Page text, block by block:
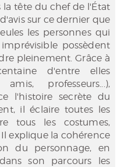
tête du chef de l'État
sur ce dernier que
les personnes qui
possèdent
pleinement. Grâce à
d'entre elles
professeurs...),
l'histoire secrète du
il éclaire toutes les
tous les costumes,
explique la cohérence
du personnage, en
son parcours les